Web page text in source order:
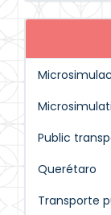
Public
Querétaro
Transporte